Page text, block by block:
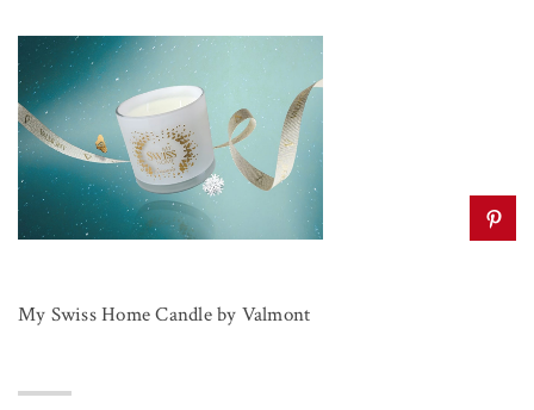
My Swiss Home Candle by Valmont